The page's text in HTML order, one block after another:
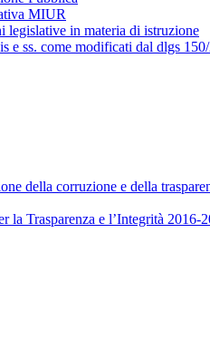
MIUR
legislative in materia di istruzione
e ss. come modificati dal dlgs
della corruzione e della
la Trasparenza e l’Integrità 2016-